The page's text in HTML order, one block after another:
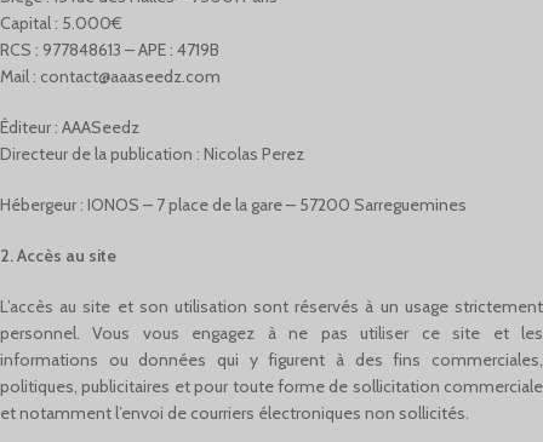
Capital : 5.000€
RCS : 977848613 – APE : 4719B
Mail : contact@aaaseedz.com
Éditeur : AAASeedz
Directeur de la publication : Nicolas Perez
Hébergeur : IONOS – 7 place de la gare – 57200 Sarreguemines
2. Accès au site
L’accès au site et son utilisation sont réservés à un usage strictement
personnel. Vous vous engagez à ne pas utiliser ce site et les
informations ou données qui y figurent à des fins commerciales,
politiques, publicitaires et pour toute forme de sollicitation commerciale
et notamment l’envoi de courriers électroniques non sollicités.